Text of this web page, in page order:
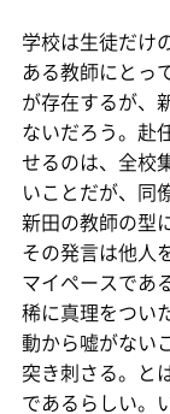
学校は生徒だけ
ある教師にとっ
が存在するが、
ないだろう。赴
せるのは、全校
いことだが、同
新田の教師の型
その発言は他人
マイペースであ
稀に真理をつい
動から嘘がない
突き刺さる。と
であるらしい。